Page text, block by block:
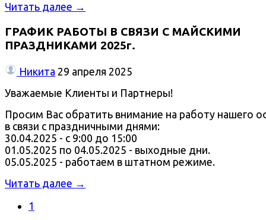
Читать далее →
ГРАФИК РАБОТЫ В СВЯЗИ С МАЙСКИМИ
ПРАЗДНИКАМИ 2025г.
Никита 29 апреля 2025
Уважаемые Клиенты и Партнеры!
Просим Вас обратить внимание на работу нашего
в связи с праздничными днями:
30.04.2025 - с 9:00 до 15:00
01.05.2025 по 04.05.2025 - выходные дни.
05.05.2025 - работаем в штатном режиме.
Читать далее →
1